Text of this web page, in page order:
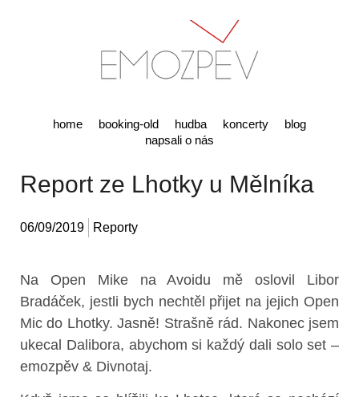
home booking-old hudba koncerty
blog
napsali o nás
Report ze Lhotky u Mělníka
06/09/2019 Reporty
Na Open Mike na Avoidu mě oslovil Libor
Bradáček, jestli bych nechtěl přijet na jejich Open
Mic do Lhotky. Jasně! Strašně rád. Nakonec jsem
ukecal Dalibora, abychom si každý dali solo set –
emozpěv & Divnotaj.